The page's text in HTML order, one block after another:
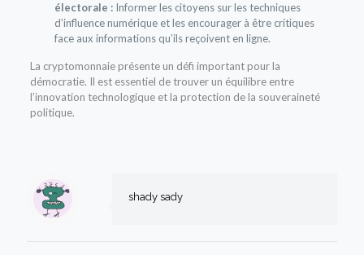
électorale :Informer les citoyens sur les techniques
d’influence numérique et les encourager à être critiques
face aux informations qu’ils reçoivent en ligne.
La cryptomonnaie présente un défi important pour la
démocratie. Il est essentiel de trouver un équilibre entre
l’innovation technologique et la protection de la souveraineté
politique.
shady sady